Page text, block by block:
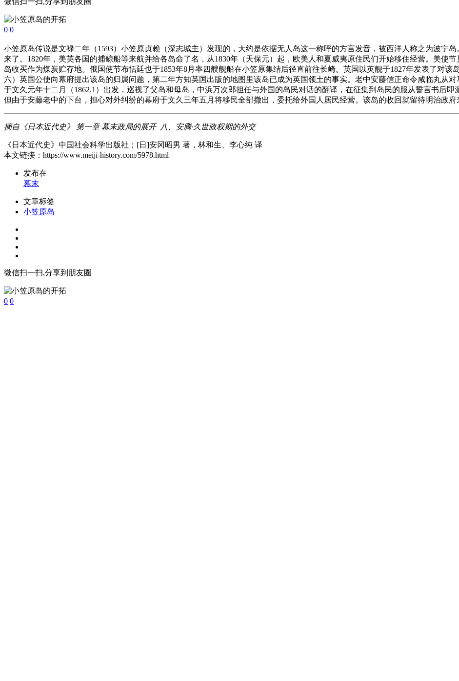
0 0
小笠原岛传说是文禄二年（1593）小笠原贞赖（深志城主）发现的，大约是依据无人岛这一称呼的方言发音，被西洋人称之为波宁
来了。1820年，美英各国的捕鲸船等来航并给各岛命了名，从1830年（天保元）起，欧美人和夏威夷原住民们开始移住经营。美使
岛收买作为煤炭贮存地。俄国使节布恬廷也于1853年8月率四艘舰船在小笠原集结后径直前往长崎。英国以英舰于1827年发表了对该
六）英国公使向幕府提出该岛的归属问题，第二年方知英国出版的地图里该岛已成为英国领土的事实。老中安藤信正命令咸临丸从
于文久元年十二月（1862.1）出发，巡视了父岛和母岛，中浜万次郎担任与外国的岛民对话的翻译，在征集到岛民的服从誓言书后即
但由于安藤老中的下台，担心对外纠纷的幕府于文久三年五月将移民全部撤出，委托给外国人居民经营。该岛的收回就留待明治政府
摘自《日本近代史》 第一章 幕末政局的展开 八、安腾·久世政权期的外交
《日本近代史》中国社会科学出版社；[日]安冈昭男 著，林和生、李心纯 译
本文链接：https://www.meiji-history.com/5978.html
发布在
幕末
文章标签
小笠原岛
微信扫一扫,分享到朋友圈
0 0